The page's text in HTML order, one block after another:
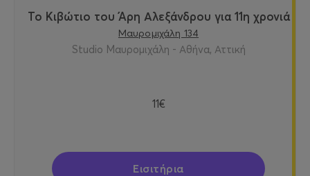
Το Κιβώτιο του Άρη Αλεξάνδρου για 11η χρονιά
Μαυρομιχάλη 134
Studio Μαυρομιχάλη - Αθήνα, Αττική
11€
Εισιτήρια